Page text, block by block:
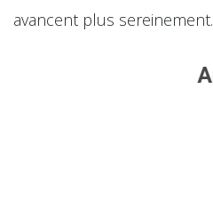
avancent plus sereinement.